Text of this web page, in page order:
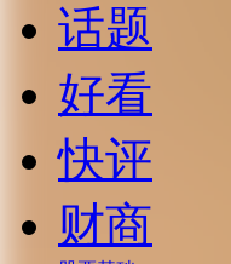
话题
好看
快评
财商